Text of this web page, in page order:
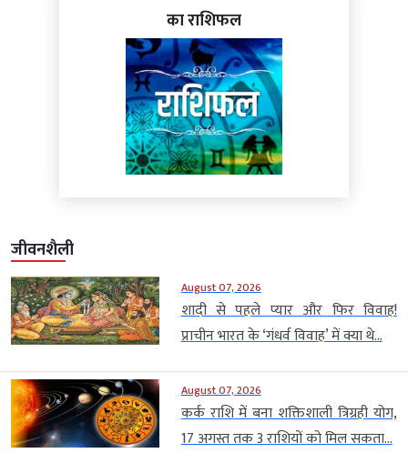
का राशिफल
जीवनशैली
August 07, 2026
शादी से पहले प्यार और फिर विवाह!
प्राचीन भारत के ‘गंधर्व विवाह’ में क्या थे...
August 07, 2026
कर्क राशि में बना शक्तिशाली त्रिग्रही योग,
17 अगस्त तक 3 राशियों को मिल सकता...